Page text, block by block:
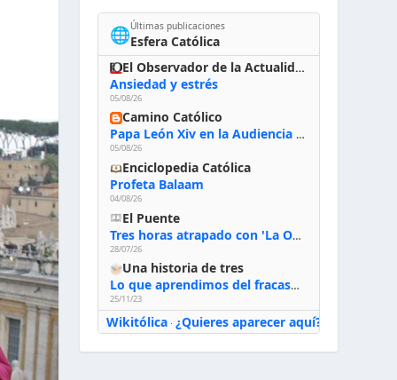
🌐Últimas publicaciones
Esfera Católica
El Observador de la Actualidad
Ansiedad y estrés
05/08/26
Camino Católico
Papa León Xiv en la Audiencia General, 5-8-2026: «Dios en el primer puesto; la oración, nuestra primera obligación; la liturgia, la primera fuente de la vida divina que se nos comunica, la primera escuela de nuestra vida espiritual»
05/08/26
Enciclopedia Católica
Profeta Balaam
04/08/26
El Puente
Tres horas atrapado con 'La Odisea' de Nolan
28/07/26
Una historia de tres
Lo que aprendimos del fracaso al emprender
25/11/23
Wikitólica· ¿Quieres aparecer aquí?